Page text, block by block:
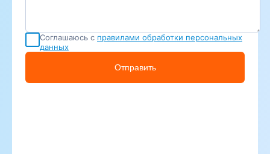
Соглашаюсь с правилами обработки персональных
данных
Отправить